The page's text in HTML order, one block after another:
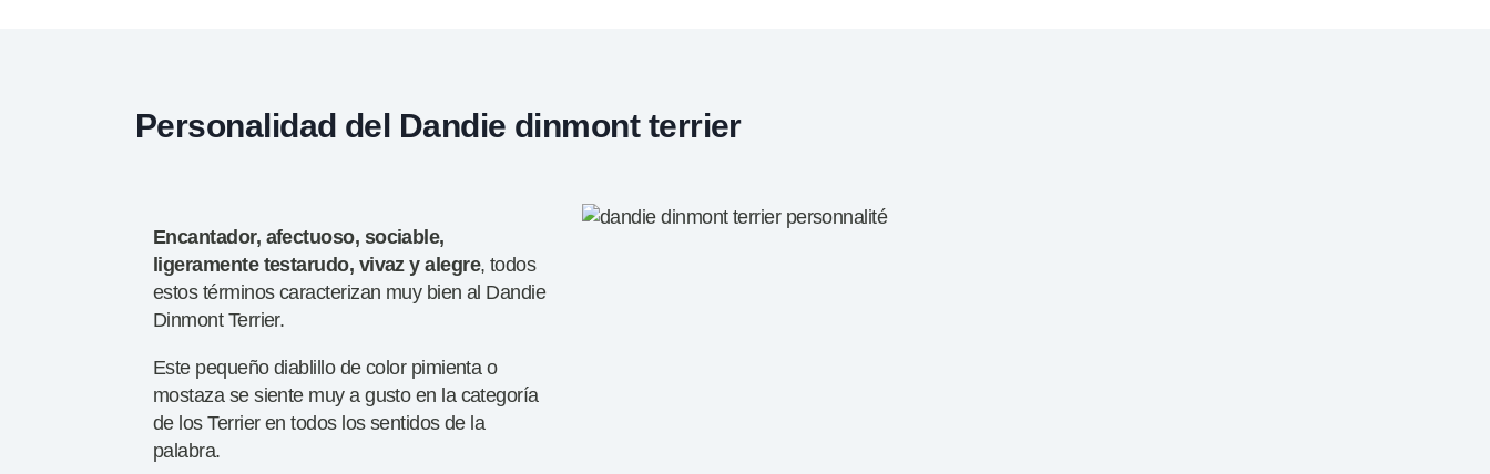
Personalidad del Dandie dinmont terrier
Encantador, afectuoso, sociable,
ligeramente testarudo, vivaz y alegre, todos
estos términos caracterizan muy bien al Dandie
Dinmont Terrier.
Este pequeño diablillo de color pimienta o
mostaza se siente muy a gusto en la categoría
de los Terrier en todos los sentidos de la
palabra.